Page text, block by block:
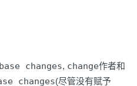
changes, change作者和
changes(尽管没有赋予